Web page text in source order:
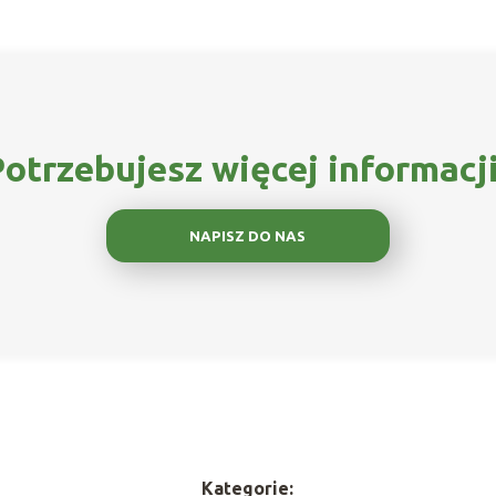
więcej
NAPISZ DO NAS
Kategorie: